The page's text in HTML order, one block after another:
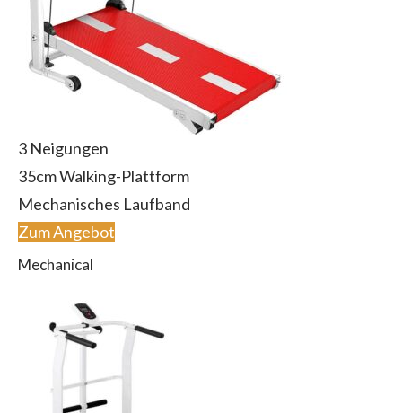
3 Neigungen
35cm Walking-Plattform
Mechanisches Laufband
Zum Angebot
Mechanical